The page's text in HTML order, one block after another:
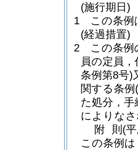
(施行期日)
1
この条例
(経過措置)
2
この条例
員の定員
条例第8号)
関する条例
た処分，
によりな
附 則 (
この条例